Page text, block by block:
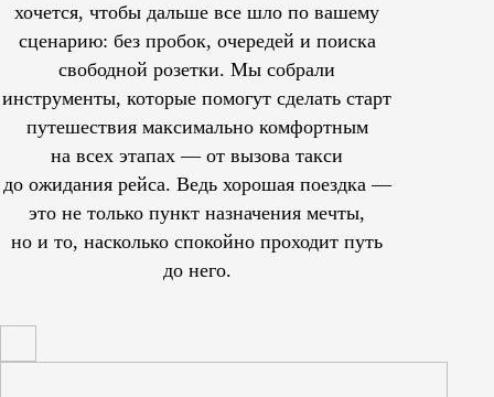
хочется, чтобы дальше все шло по вашему
сценарию: без пробок, очередей и поиска
свободной розетки. Мы собрали
инструменты, которые помогут сделать старт
путешествия максимально комфортным
на всех этапах — от вызова такси
до ожидания рейса. Ведь хорошая поездка —
это не только пункт назначения мечты,
но и то, насколько спокойно проходит путь
до него.